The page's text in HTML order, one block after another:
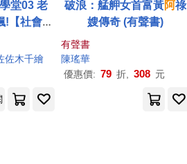
堂03 老
!【社會情
心引領孩
生故事
書)
佐木千繪
破浪：艋舺女首富黃阿祿
嫂傳奇 (有聲書)
有聲書
陳瑤華
優惠價: 79 折, 308 元